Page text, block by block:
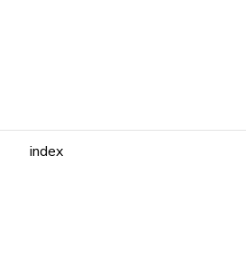
index